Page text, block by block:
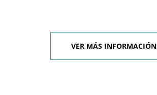
VER MÁS INFORMACIÓN